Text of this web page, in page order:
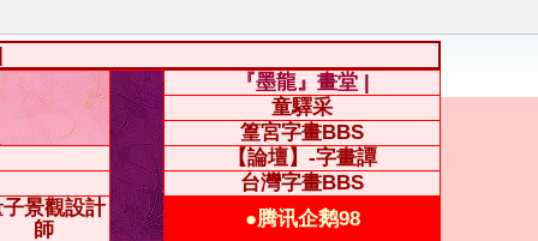
『墨龍』畫堂 |
童驛采
篁宮字畫BBS
【論壇】-字畫譚
台灣字畫BBS
景觀設計
師
●腾讯企鹅98